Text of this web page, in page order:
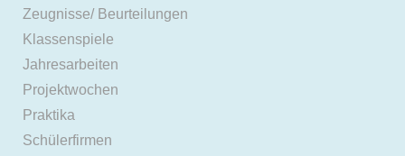
Zeugnisse/ Beurteilungen
Klassenspiele
Jahresarbeiten
Projektwochen
Praktika
Schülerfirmen